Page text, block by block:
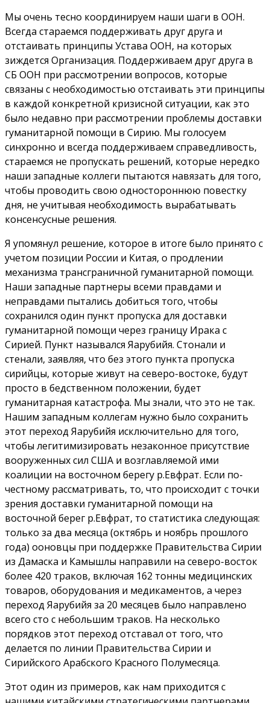
Мы очень тесно координируем наши шаги в ООН.
Всегда стараемся поддерживать друг друга и
отстаивать принципы Устава ООН, на которых
зиждется Организация. Поддерживаем друг друга в
СБ ООН при рассмотрении вопросов, которые
связаны с необходимостью отстаивать эти принципы
в каждой конкретной кризисной ситуации, как это
было недавно при рассмотрении проблемы доставки
гуманитарной помощи в Сирию. Мы голосуем
синхронно и всегда поддерживаем справедливость,
стараемся не пропускать решений, которые нередко
наши западные коллеги пытаются навязать для того,
чтобы проводить свою одностороннюю повестку
дня, не учитывая необходимость вырабатывать
консенсусные решения.
Я упомянул решение, которое в итоге было принято с
учетом позиции России и Китая, о продлении
механизма трансграничной гуманитарной помощи.
Наши западные партнеры всеми правдами и
неправдами пытались добиться того, чтобы
сохранился один пункт пропуска для доставки
гуманитарной помощи через границу Ирака с
Сирией. Пункт назывался Яарубийя. Стонали и
стенали, заявляя, что без этого пункта пропуска
сирийцы, которые живут на северо-востоке, будут
просто в бедственном положении, будет
гуманитарная катастрофа. Мы знали, что это не так.
Нашим западным коллегам нужно было сохранить
этот переход Яарубийя исключительно для того,
чтобы легитимизировать незаконное присутствие
вооруженных сил США и возглавляемой ими
коалиции на восточном берегу р.Евфрат. Если по-
честному рассматривать, то, что происходит с точки
зрения доставки гуманитарной помощи на
восточной берег р.Евфрат, то статистика следующая:
только за два месяца (октябрь и ноябрь прошлого
года) ооновцы при поддержке Правительства Сирии
из Дамаска и Камышлы направили на северо-восток
более 420 траков, включая 162 тонны медицинских
товаров, оборудования и медикаментов, а через
переход Яарубийя за 20 месяцев было направлено
всего сто с небольшим траков. На несколько
порядков этот переход отставал от того, что
делается по линии Правительства Сирии и
Сирийского Арабского Красного Полумесяца.
Этот один из примеров, как нам приходится с